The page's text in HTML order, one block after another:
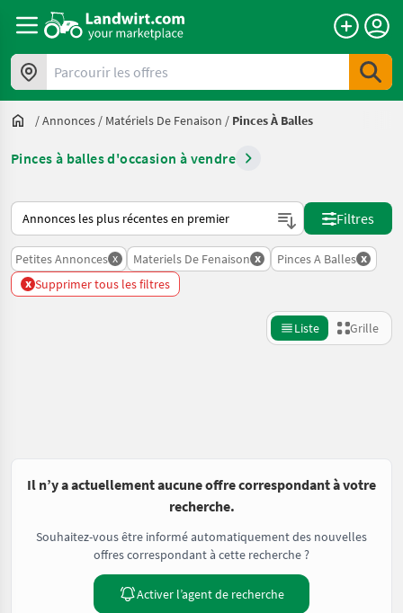
Parcourir les offres
/Annonces / Matériels De Fenaison / Pinces À Balles
Pinces à balles d'occasion à vendre
Voici comment les annonces sont triées sur Landwirt.com
Filtres
Petites Annonces x Materiels De Fenaison x Pinces A Balles x
x Supprimer tous les filtres
Liste Grille
Il n’y a actuellement aucune offre correspondant à votre
recherche.
Souhaitez-vous être informé automatiquement des nouvelles
offres correspondant à cette recherche ?
Activer l’agent de recherche